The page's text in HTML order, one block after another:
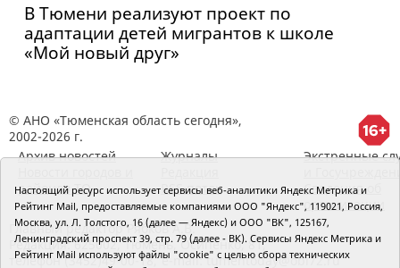
В Тюмени реализуют проект по
адаптации детей мигрантов к школе
«Мой новый друг»
© АНО «Тюменская область сегодня»,
2002-2026 г.
Архив новостей
районов ТО
Журналы
RSS поток
Экстренные
Сведения об
организации
Главный редактор Рябков А.В.
Редакция: 625002, Тюмень, Осипенко, 81,
телефон (3452)49-00-18, e-mail: tumentoday@obl72.ru
Настоящий ресурс использует сервисы веб-аналитики Яндекс Метрика и
Рейтинг Mail, предоставляемые компаниями ООО "Яндекс", 119021, Россия,
Москва, ул. Л. Толстого, 16 (далее — Яндекс) и ООО "ВК", 125167,
Ленинградский проспект 39, стр. 79 (далее - ВК). Сервисы Яндекс Метрика и
Рейтинг Mail используют файлы "cookie" с целью сбора технических